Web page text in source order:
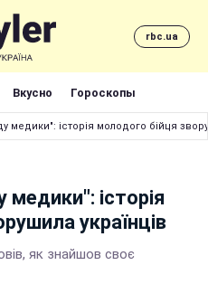
rbc.ua
Вкусно Гороскопы
медики": історія молодого бійця
історія
українців
як знайшов своє